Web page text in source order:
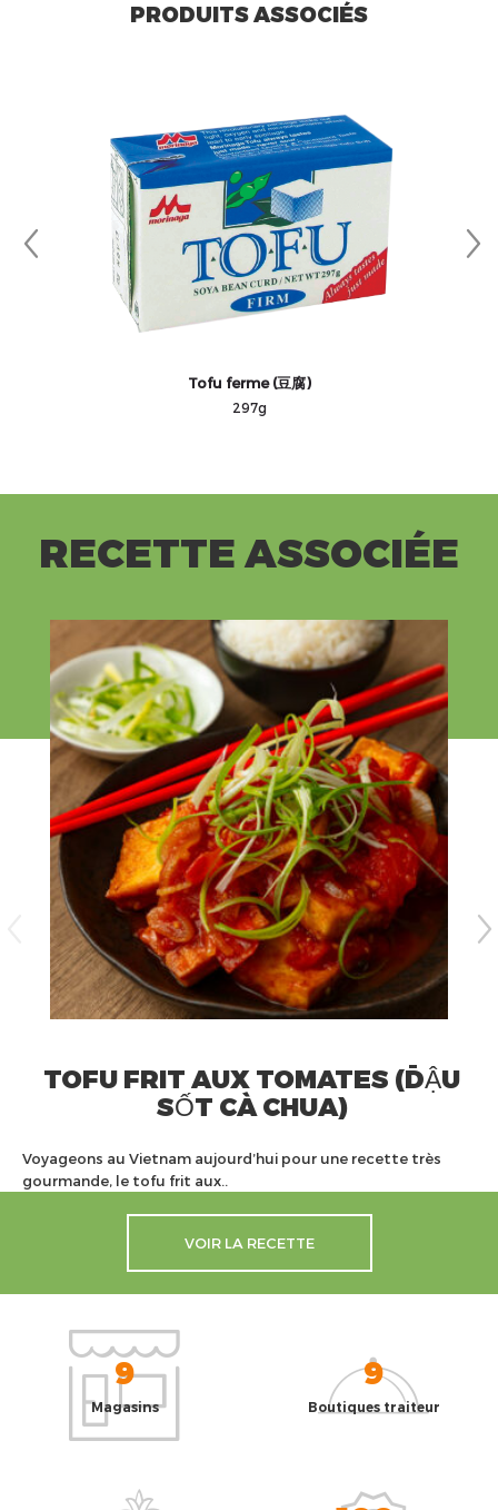
PRODUITS ASSOCIÉS
Tofu ferme (豆腐)
297g
RECETTE ASSOCIÉE
TOFU FRIT AUX TOMATES (ĐẬU
SỐT CÀ CHUA)
Voyageons au Vietnam aujourd’hui pour une recette très
gourmande, le tofu frit aux..
VOIR LA RECETTE
9
Magasins
9
Boutiques traiteur